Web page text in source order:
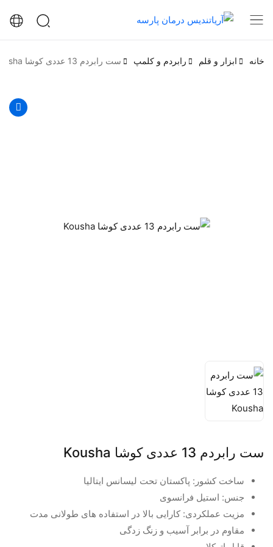
خانه ابزار و قلم رابردم و کلمپ ست رابردم 13 عددی کوشا Kousha
ست رابردم 13 عددی کوشا Kousha
ساخت کشور: پاکستان تحت لیسانس ایتالیا
جنس: استیل فرانسوی
مزیت عملکردی: کارایی بالا در استفاده های طولانی مدت
مقاوم در برابر آسیب و زنگ زدگی